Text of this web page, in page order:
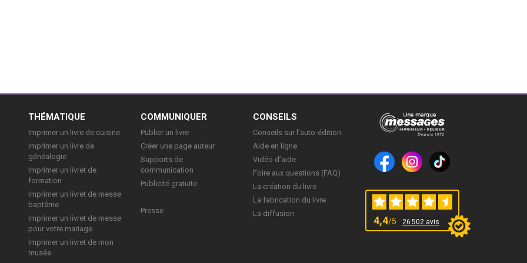
THÉMATIQUE
Imprimer un livre de cuisine
Imprimer un livre de
généalogie
Imprimer un livret de
formation
Imprimer un livret de messe
baptême
Imprimer un livret de messe
pour votre mariage
Imprimer un livret de mon
musée
COMMUNIQUER
Publier un livre
Créer une page auteur
Supports de
communication
Publicité gratuite
Presse
CONSEILS
Conseils sur l’auto-édition
Aide en ligne
Vidéo d’aide
Foire aux questions (FAQ)
La création du livre
La fabrication du livre
La diffusion
4,4/5 26 502 avis